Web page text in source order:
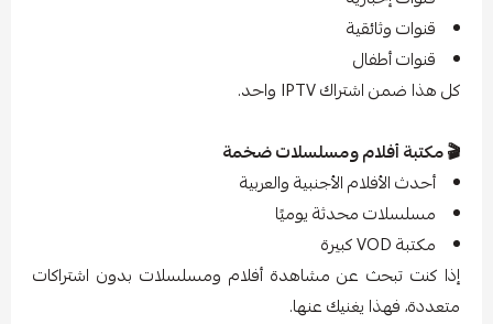
قنوات وثائقية
قنوات أطفال
كل هذا ضمن اشتراك IPTV واحد.
🎬 مكتبة أفلام ومسلسلات ضخمة
أحدث الأفلام الأجنبية والعربية
مسلسلات محدثة يوميًا
مكتبة VOD كبيرة
إذا كنت تبحث عن مشاهدة أفلام ومسلسلات بدون اشتراكات
متعددة، فهذا يغنيك عنها.